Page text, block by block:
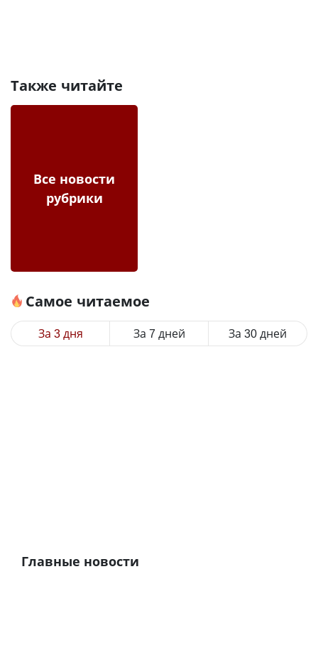
Также читайте
Все новости
рубрики
Самое читаемое
За 3 дня За 7 дней За 30 дней
Главные новости